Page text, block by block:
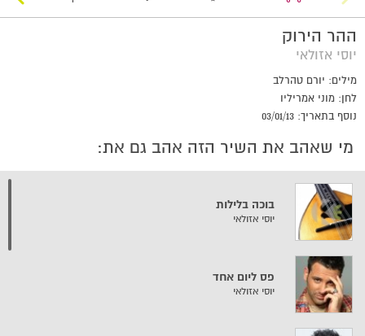
ההר הירוק
יוסי אזולאי
מילים: יורם טהרלב
לחן: מוני אמריליו
נוסף בתאריך: 03/01/13
מי שאהב את השיר הזה אהב גם את:
בוכה בלילות
יוסי אזולאי
פס ליום אחד
יוסי אזולאי